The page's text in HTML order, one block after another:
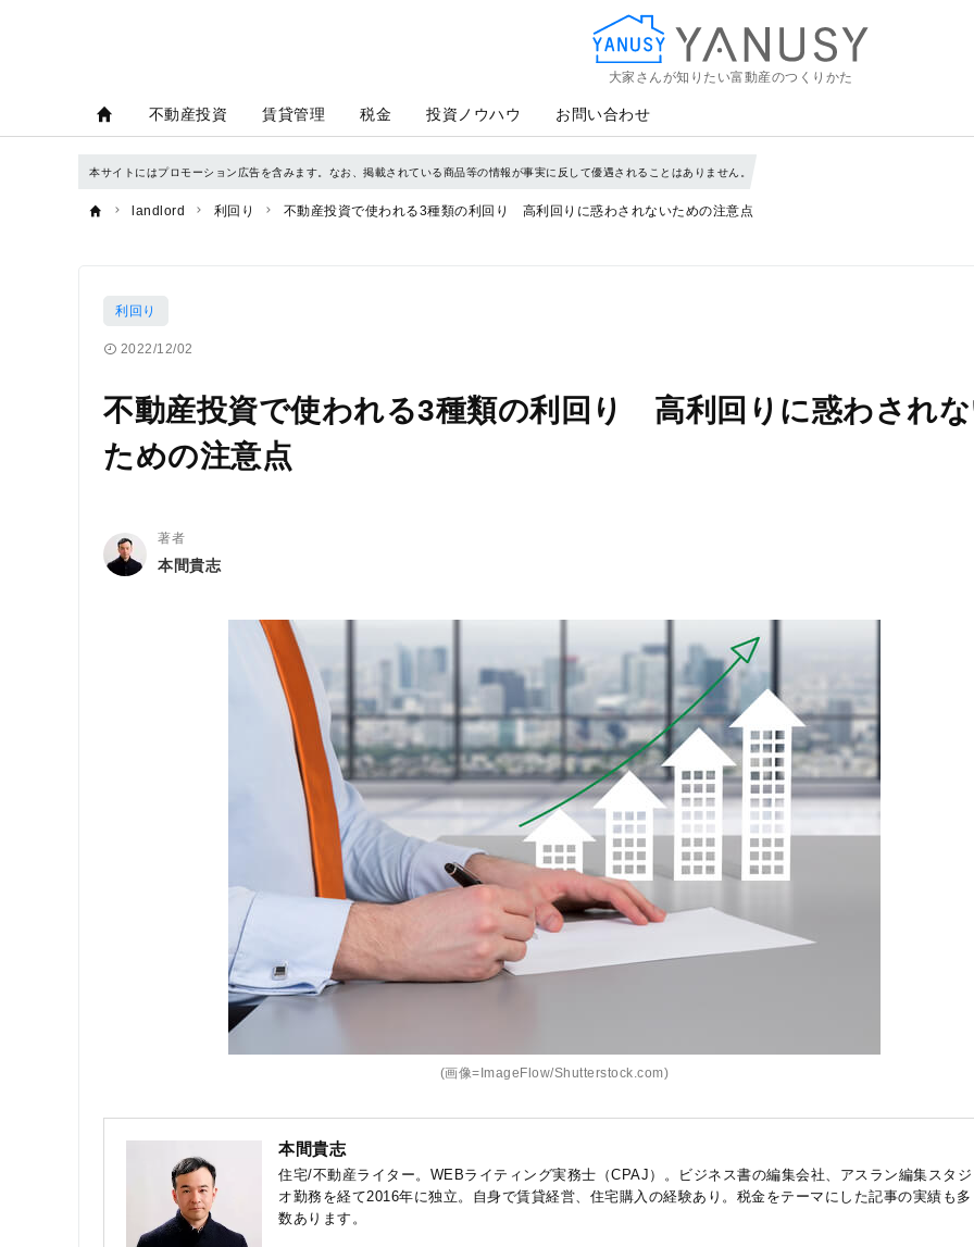
大家さんが知りたい富動産のつくりかた
不動産投資 賃貸管理 税金 投資ノウハウ お問い合わせ
本サイトにはプロモーション広告を含みます。なお、掲載されている商品等の情報が事実に反して優遇されることはありません。
landlord 利回り 不動産投資で使われる3種類の利回り 高利回りに惑わされないための注意点
利回り
2022/12/02
不動産投資で使われる3種類の利回り 高利回りに惑わされ
ための注意点
著者
本間貴志
(画像=ImageFlow/Shutterstock.com)
本間貴志
住宅/不動産ライター。WEBライティング実務士（CPAJ）。ビジネス書の編集会社、アスラン編集スタジ
オ勤務を経て2016年に独立。自身で賃貸経営、住宅購入の経験あり。税金をテーマにした記事の実績も多
数あります。